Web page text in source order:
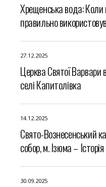
Хрещенська вода: Коли
правильно
27.12.2025
Церква Святої Варвари в
селі Капитолівка
14.12.2025
Свято-Вознесенський
собор, м. Ізюма – Історія
30.09.2025